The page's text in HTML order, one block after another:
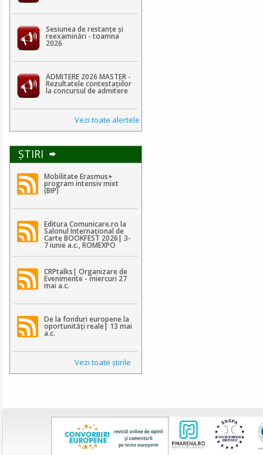
Sesiunea de restanțe și
reexaminări - toamna
2026
ADMITERE 2026 MASTER -
Rezultatele contestaţiilor
la concursul de admitere
Vezi toate alertele
ŞTIRI
Mobilitate Erasmus+
program intensiv mixt
(BIP)
Editura Comunicare.ro la
Salonul Internațional de
Carte BOOKFEST 2026| 3-
7 iunie a.c., ROMEXPO
CRPtalks| Organizare de
Evenimente - miercuri 27
mai a.c.
De la fonduri europene la
oportunități reale| 13 mai
a.c.
Vezi toate ştirile